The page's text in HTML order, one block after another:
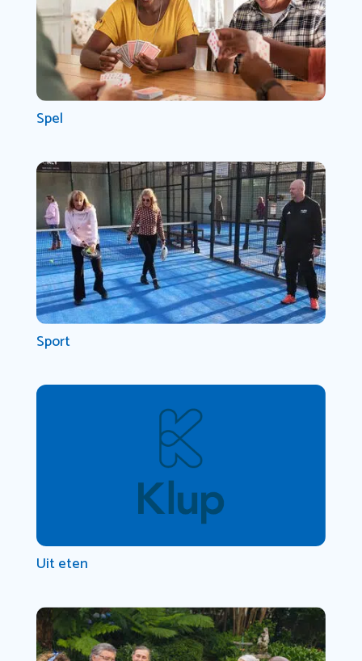
Spel
Sport
Uit eten